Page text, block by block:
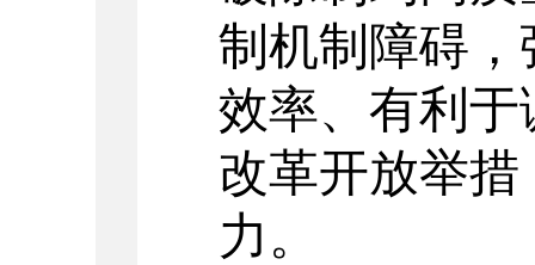
制机制障碍
效率、有利
改革开放举
力。